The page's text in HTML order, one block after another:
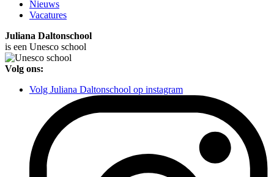
Nieuws
Vacatures
Juliana Daltonschool
is een Unesco school
Volg ons:
Volg Juliana Daltonschool op instagram